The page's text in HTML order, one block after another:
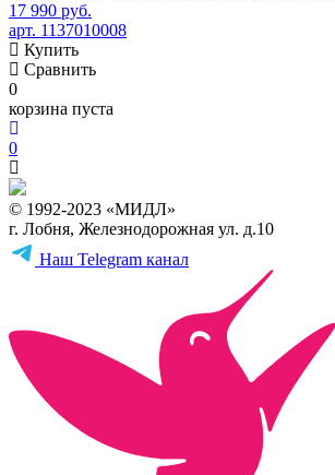
17 990 руб.
арт. 1137010008
Купить
Сравнить
0
корзина пуста
0
© 1992-2023 «МИДЛ»
г. Лобня, Железнодорожная ул. д.10
Наш Telegram канал